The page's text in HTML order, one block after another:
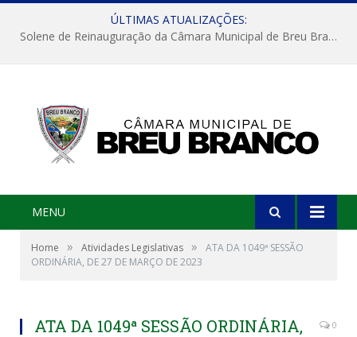
ÚLTIMAS ATUALIZAÇÕES:
Solene de Reinauguração da Câmara Municipal de Breu Branco
MENU
Home » Atividades Legislativas »
ATA DA 1049ª SESSÃO
ORDINÁRIA, DE 27 DE MARÇO DE 2023
ATA DA 1049ª SESSÃO ORDINÁRIA,
0